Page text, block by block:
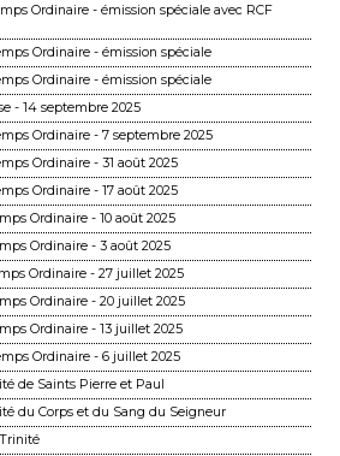
Ordinaire - émission spéciale avec RCF
Ordinaire - émission spéciale
Ordinaire - émission spéciale
- 14 septembre 2025
Ordinaire - 7 septembre 2025
Ordinaire - 31 août 2025
Ordinaire - 17 août 2025
Ordinaire - 10 août 2025
Ordinaire - 3 août 2025
Ordinaire - 27 juillet 2025
Ordinaire - 20 juillet 2025
Ordinaire - 13 juillet 2025
Ordinaire - 6 juillet 2025
de Saints Pierre et Paul
du Corps et du Sang du Seigneur